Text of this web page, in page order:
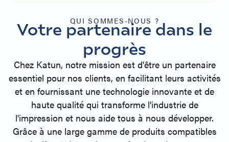
QUI SOMMES-NOUS ?
Votre partenaire dans le
progrès
Chez Katun, notre mission est d'être un partenaire
essentiel pour nos clients, en facilitant leurs activités
et en fournissant une technologie innovante et de
haute qualité qui transforme l'industrie de
l'impression et nous aide tous à nous développer.
Grâce à une large gamme de produits compatibles